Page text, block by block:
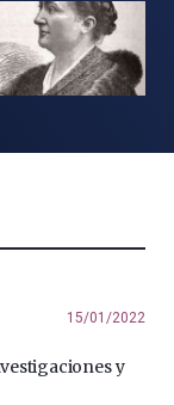
15/01/2022
y